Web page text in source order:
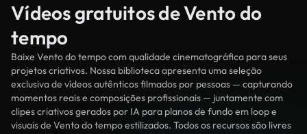
Vídeos gratuitos de Vento do
tempo
Baixe Vento do tempo com qualidade cinematográfica para seus
projetos criativos. Nossa biblioteca apresenta uma seleção
exclusiva de vídeos autênticos filmados por pessoas — capturando
momentos reais e composições profissionais — juntamente com
clipes criativos gerados por IA para planos de fundo em loop e
visuais de Vento do tempo estilizados. Todos os recursos são livres